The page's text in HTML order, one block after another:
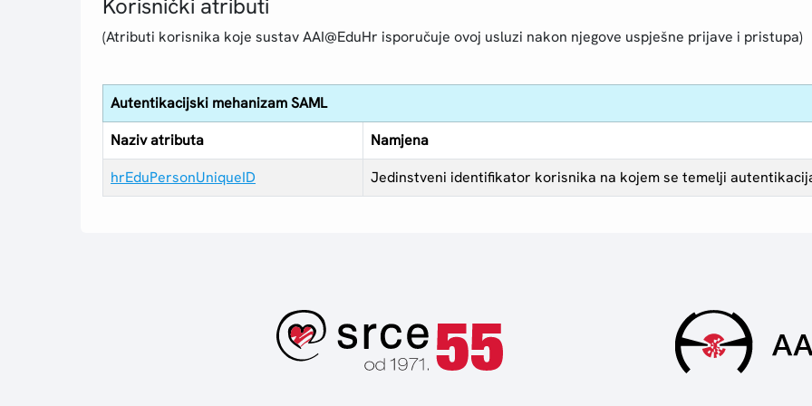
Korisnički atributi
(Atributi korisnika koje sustav AAI@EduHr isporučuje ovoj usluzi nakon njegove uspješne prijave i pristupa)
Autentikacijski mehanizam SAML
Naziv atributa
Namjena
hrEduPersonUniqueID
Jedinstveni identifikator korisnika na kojem se temelji